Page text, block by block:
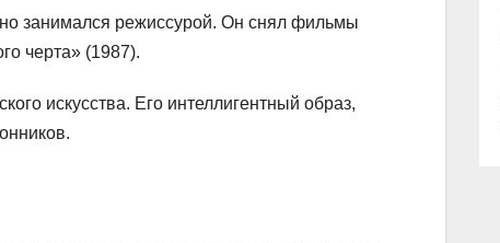
занимался режиссурой. Он снял фильмы
черта» (1987).
искусства. Его интеллигентный образ,